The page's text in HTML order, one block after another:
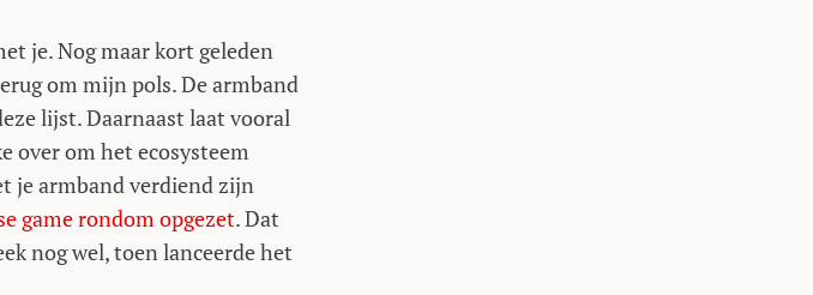
je. Nog maar kort geleden
om mijn pols. De armband
lijst. Daarnaast laat vooral
over om het ecosysteem
je armband verdiend zijn
game rondom opgezet. Dat
nog wel, toen lanceerde het